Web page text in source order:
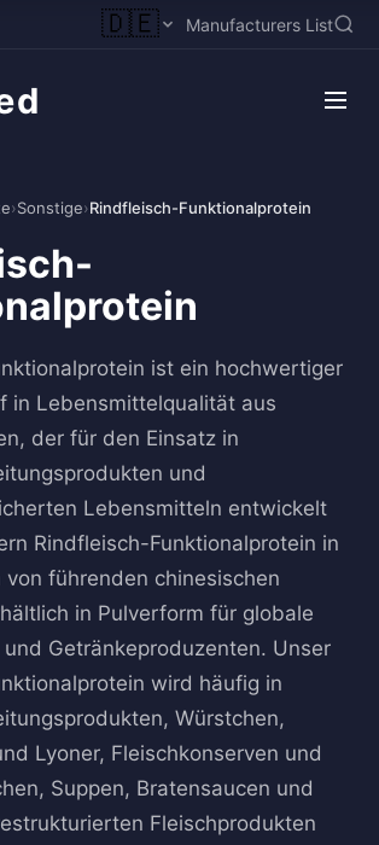
🇩🇪 Manufacturers List
›Sonstige›Rindfleisch-Funktionalprotein
ist ein hochwertiger
in Lebensmittelqualität aus
der für den Einsatz in
und
Lebensmitteln entwickelt
Rindfleisch-Funktionalprotein in
von führenden chinesischen
in Pulverform für globale
Getränkeproduzenten. Unser
wird häufig in
Würstchen,
Lyoner, Fleischkonserven und
Suppen, Bratensaucen und
Fleischprodukten